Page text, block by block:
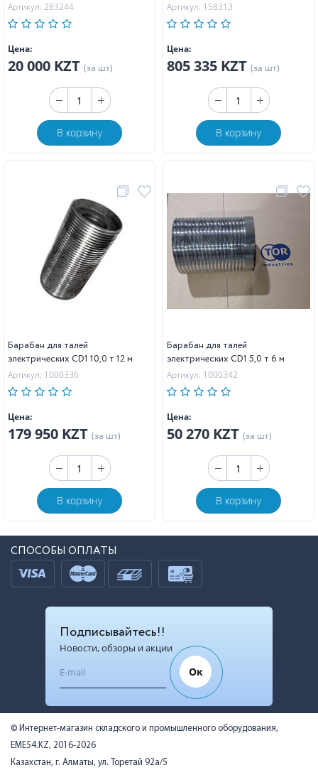
Артикул: 283244
Цена:
20 000 KZT (за шт)
В корзину
Артикул: 158313
Цена:
805 335 KZT (за шт)
В корзину
Барабан для талей
электрических CD1 10,0 т 12 м
Артикул: 1000336
Цена:
179 950 KZT (за шт)
В корзину
Барабан для талей
электрических CD1 5,0 т 6 м
Артикул: 1000342
Цена:
50 270 KZT (за шт)
В корзину
СПОСОБЫ ОПЛАТЫ
Подписывайтесь!!
Новости, обзоры и акции
Ок
© Интернет-магазин складского и промышленного оборудования,
EME54.KZ, 2016-2026
Казахстан, г. Алматы, ул. Торетай 92а/5